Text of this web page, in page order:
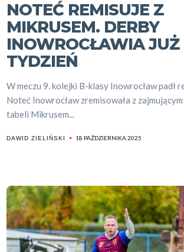
NOTEĆ REMISUJE Z
MIKRUSEM. DERBY
INOWROCŁAWIA JUŻ
TYDZIEŃ
W meczu 9. kolejki B-klasy Inowrocław padł
Noteć Inowrocław zremisowała z
tabeli Mikrusem...
DAWID ZIELIŃSKI 18 PAŹDZIERNIKA 2025